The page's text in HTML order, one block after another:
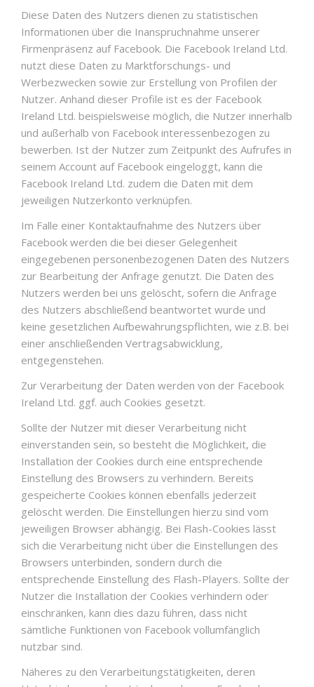
Diese Daten des Nutzers dienen zu statistischen
Informationen über die Inanspruchnahme unserer
Firmenpräsenz auf Facebook. Die Facebook Ireland Ltd.
nutzt diese Daten zu Marktforschungs- und
Werbezwecken sowie zur Erstellung von Profilen der
Nutzer. Anhand dieser Profile ist es der Facebook
Ireland Ltd. beispielsweise möglich, die Nutzer innerhalb
und außerhalb von Facebook interessenbezogen zu
bewerben. Ist der Nutzer zum Zeitpunkt des Aufrufes in
seinem Account auf Facebook eingeloggt, kann die
Facebook Ireland Ltd. zudem die Daten mit dem
jeweiligen Nutzerkonto verknüpfen.
Im Falle einer Kontaktaufnahme des Nutzers über
Facebook werden die bei dieser Gelegenheit
eingegebenen personenbezogenen Daten des Nutzers
zur Bearbeitung der Anfrage genutzt. Die Daten des
Nutzers werden bei uns gelöscht, sofern die Anfrage
des Nutzers abschließend beantwortet wurde und
keine gesetzlichen Aufbewahrungspflichten, wie z.B. bei
einer anschließenden Vertragsabwicklung,
entgegenstehen.
Zur Verarbeitung der Daten werden von der Facebook
Ireland Ltd. ggf. auch Cookies gesetzt.
Sollte der Nutzer mit dieser Verarbeitung nicht
einverstanden sein, so besteht die Möglichkeit, die
Installation der Cookies durch eine entsprechende
Einstellung des Browsers zu verhindern. Bereits
gespeicherte Cookies können ebenfalls jederzeit
gelöscht werden. Die Einstellungen hierzu sind vom
jeweiligen Browser abhängig. Bei Flash-Cookies lässt
sich die Verarbeitung nicht über die Einstellungen des
Browsers unterbinden, sondern durch die
entsprechende Einstellung des Flash-Players. Sollte der
Nutzer die Installation der Cookies verhindern oder
einschränken, kann dies dazu führen, dass nicht
sämtliche Funktionen von Facebook vollumfänglich
nutzbar sind.
Näheres zu den Verarbeitungstätigkeiten, deren